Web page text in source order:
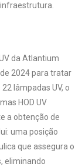
da Atlantium
2024 para tratar
lâmpadas UV, o
HOD UV
a obtenção de
uma posição
que assegura o
eliminando